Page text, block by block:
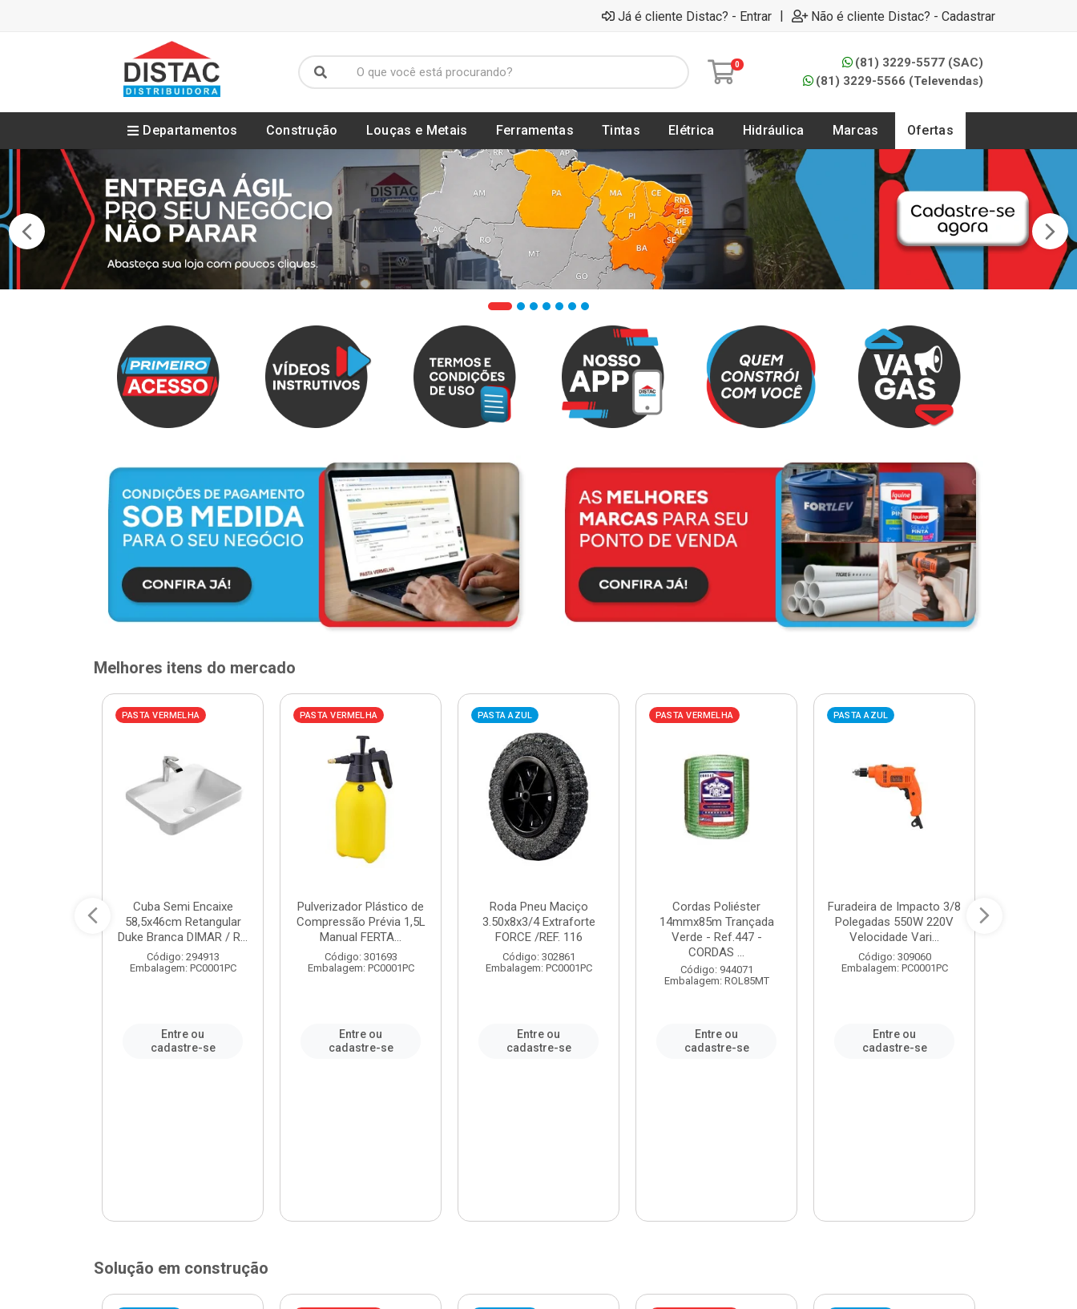
Já é cliente Distac? - Entrar | Não é cliente Distac? - Cadastrar
0
(81) 3229-5577 (SAC)
(81) 3229-5566 (Televendas)
Departamentos Construção Louças e Metais Ferramentas Tintas Elétrica Hidráulica Marcas Ofertas
Melhores itens do mercado
PASTA VERMELHA
Cuba Semi Encaixe
58,5x46cm Retangular
Duke Branca DIMAR / R...
Código: 294913
Embalagem: PC0001PC
Entre ou
cadastre-se
PASTA VERMELHA
Pulverizador Plástico de
Compressão Prévia 1,5L
Manual FERTA...
Código: 301693
Embalagem: PC0001PC
Entre ou
cadastre-se
PASTA AZUL
Roda Pneu Maciço
3.50x8x3/4 Extraforte
FORCE /REF. 116
Código: 302861
Embalagem: PC0001PC
Entre ou
cadastre-se
PASTA VERMELHA
Cordas Poliéster
14mmx85m Trançada
Verde - Ref.447 -
CORDAS ...
Código: 944071
Embalagem: ROL85MT
Entre ou
cadastre-se
PASTA AZUL
Furadeira de Impacto 3/8
Polegadas 550W 220V
Velocidade Vari...
Código: 309060
Embalagem: PC0001PC
Entre ou
cadastre-se
Solução em construção